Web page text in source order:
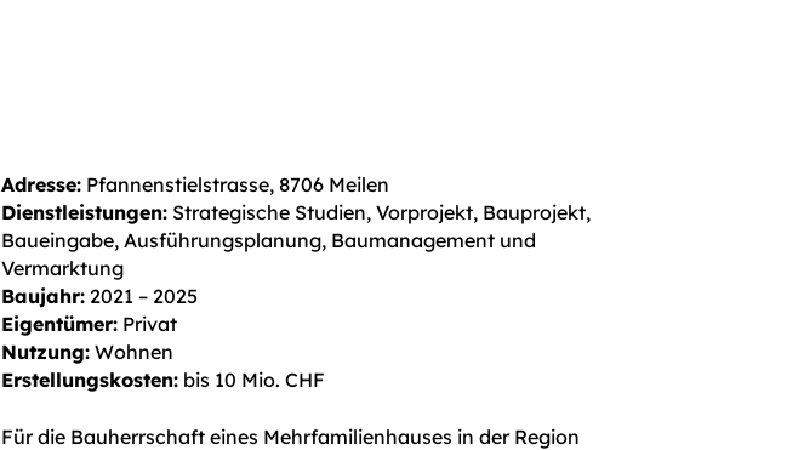
Adresse:Pfannenstielstrasse, 8706 Meilen
Dienstleistungen:Strategische Studien, Vorprojekt, Bauprojekt,
Baueingabe, Ausführungsplanung, Baumanagement und
Vermarktung
Baujahr:2021 – 2025
Eigentümer:Privat
Nutzung:Wohnen
Erstellungskosten:bis 10 Mio. CHF
Für die Bauherrschaft eines Mehrfamilienhauses in der Region